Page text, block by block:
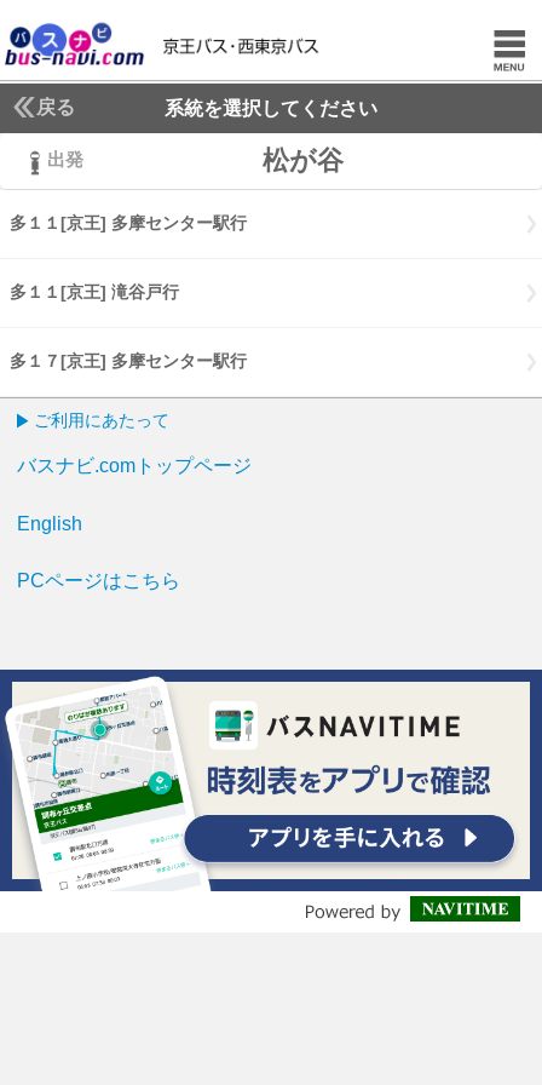
戻る 系統を選択してください
出発 松が谷
多１１[京王] 多摩センター駅行
多１１[京王] 滝谷戸行
多１７[京王] 多摩センター駅行
ご利用にあたって
バスナビ.comトップページ
English
PCページはこちら